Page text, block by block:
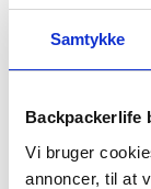
Samtykke
Backpackerlife
Vi bruger
annoncer, til at
levering